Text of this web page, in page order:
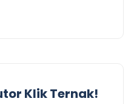
Klik Ternak!